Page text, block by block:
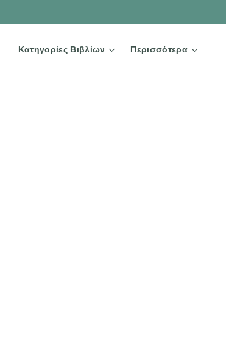
Κατηγορίες Βιβλίων Περισσότερα